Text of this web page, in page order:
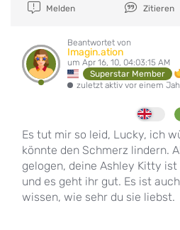
Melden Zitieren
Beantwortet von
Imagin.ation
um Apr 16, 10, 04:03:15 AM
Superstar Member
zuletzt aktiv vor einem
Es tut mir so leid, Lucky, ich
könnte den Schmerz lindern.
gelogen, deine Ashley Kitty
und es geht ihr gut. Es ist
wissen, wie sehr du sie liebst.